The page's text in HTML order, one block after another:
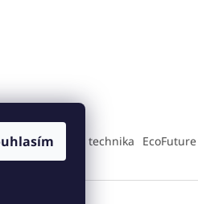
zahradní technika EcoFuture